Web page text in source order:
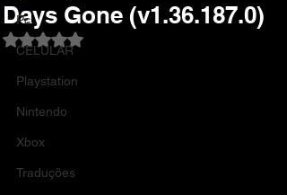
Pc
CELULAR
Playstation
Nintendo
Xbox
Traduções
Days Gone (v1.36.187.0)
Avaliado com NaN de 5 estrelas.